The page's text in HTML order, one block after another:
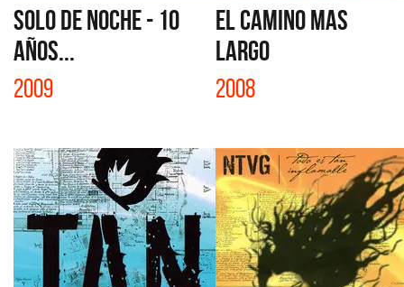
SOLO DE NOCHE - 10
AÑOS...
2009
EL CAMINO MAS
LARGO
2008